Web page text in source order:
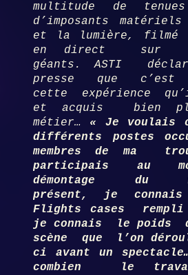
multitude de
d’imposants
et la lumière,
en direct sur
géants. ASTI
presse que
cette expérience
et acquis bien
métier… « Je voulais
différents postes
membres de ma
participais au
démontage du
présent, je connais
Flights cases
je connais le poids
scène que l’on
ci avant un
combien le